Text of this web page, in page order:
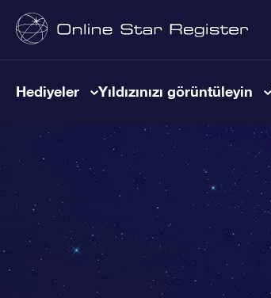
Hediyeler Yıldızınızı görüntüleyin